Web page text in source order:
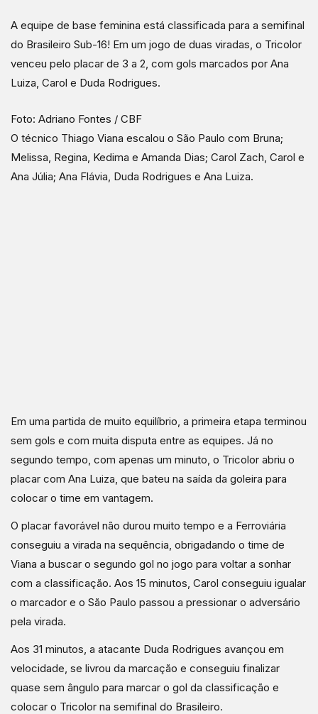
A equipe de base feminina está classificada para a semifinal
do Brasileiro Sub-16! Em um jogo de duas viradas, o Tricolor
venceu pelo placar de 3 a 2, com gols marcados por Ana
Luiza, Carol e Duda Rodrigues.
Foto: Adriano Fontes / CBF
O técnico Thiago Viana escalou o São Paulo com Bruna;
Melissa, Regina, Kedima e Amanda Dias; Carol Zach, Carol e
Ana Júlia; Ana Flávia, Duda Rodrigues e Ana Luiza.
Em uma partida de muito equilíbrio, a primeira etapa terminou
sem gols e com muita disputa entre as equipes. Já no
segundo tempo, com apenas um minuto, o Tricolor abriu o
placar com Ana Luiza, que bateu na saída da goleira para
colocar o time em vantagem.
O placar favorável não durou muito tempo e a Ferroviária
conseguiu a virada na sequência, obrigadando o time de
Viana a buscar o segundo gol no jogo para voltar a sonhar
com a classificação. Aos 15 minutos, Carol conseguiu igualar
o marcador e o São Paulo passou a pressionar o adversário
pela virada.
Aos 31 minutos, a atacante Duda Rodrigues avançou em
velocidade, se livrou da marcação e conseguiu finalizar
quase sem ângulo para marcar o gol da classificação e
colocar o Tricolor na semifinal do Brasileiro.